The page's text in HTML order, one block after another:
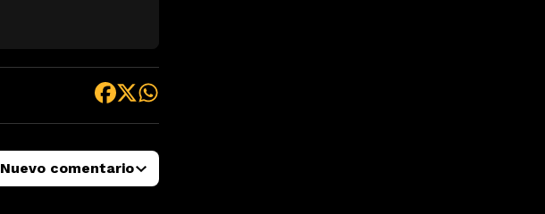
Nuevo comentario